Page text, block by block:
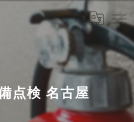
点検 名古屋